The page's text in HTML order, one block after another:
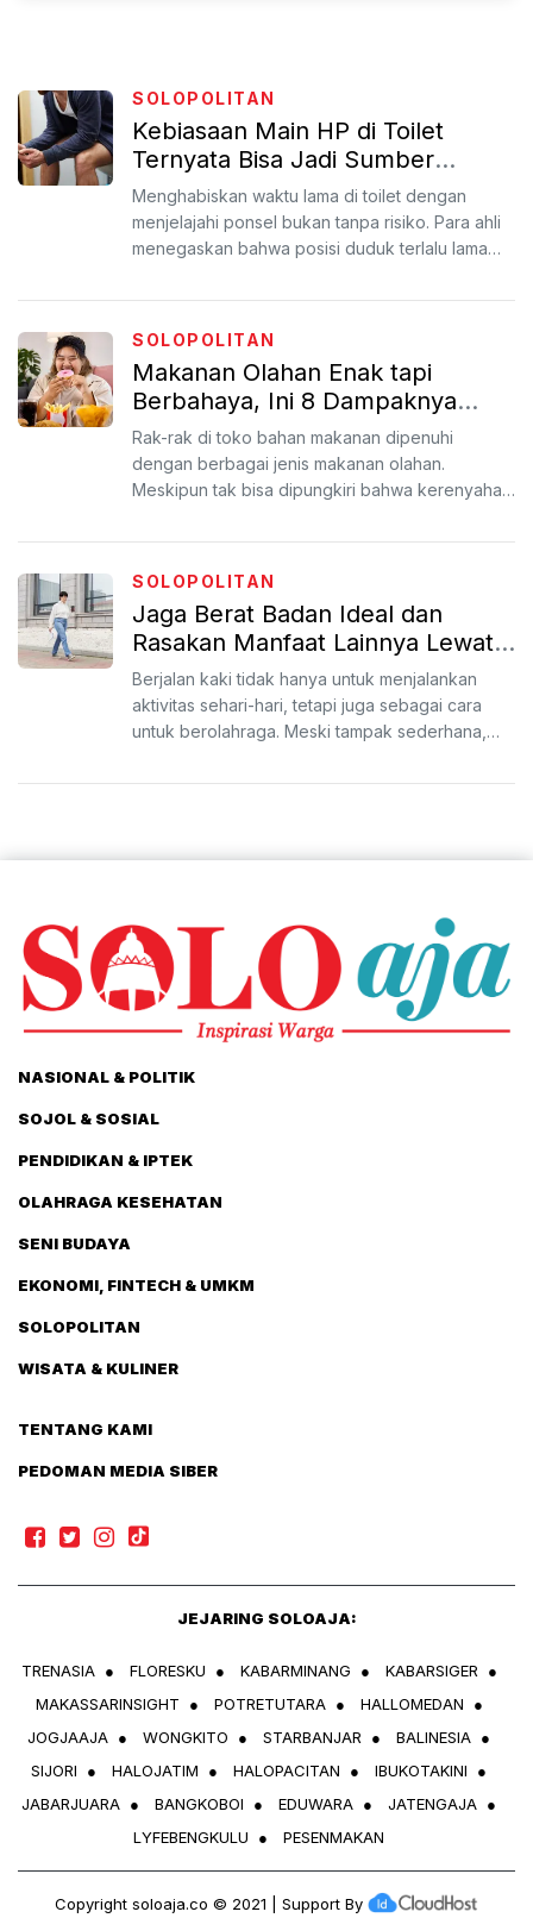
SOLOPOLITAN
Kebiasaan Main HP di Toilet
Ternyata Bisa Jadi Sumber
Penyakit
Menghabiskan waktu lama di toilet dengan
menjelajahi ponsel bukan tanpa risiko. Para ahli
menegaskan bahwa posisi duduk terlalu lama
SOLOPOLITAN
Makanan Olahan Enak tapi
Berbahaya, Ini 8 Dampaknya
untuk Kesehatan
Rak-rak di toko bahan makanan dipenuhi
dengan berbagai jenis makanan olahan.
Meskipun tak bisa dipungkiri bahwa kerenyahan
SOLOPOLITAN
Jaga Berat Badan Ideal dan
Rasakan Manfaat Lainnya Lewat
Rutin Jalan Kaki
Berjalan kaki tidak hanya untuk menjalankan
aktivitas sehari-hari, tetapi juga sebagai cara
untuk berolahraga. Meski tampak sederhana,
NASIONAL & POLITIK
SOJOL & SOSIAL
PENDIDIKAN & IPTEK
OLAHRAGA KESEHATAN
SENI BUDAYA
EKONOMI, FINTECH & UMKM
SOLOPOLITAN
WISATA & KULINER
TENTANG KAMI
PEDOMAN MEDIA SIBER
JEJARING SOLOAJA:
TRENASIA ● FLORESKU ● KABARMINANG ● KABARSIGER
●
MAKASSARINSIGHT
● POTRETUTARA ● HALLOMEDAN
●
JOGJAAJA ● WONGKITO ● STARBANJAR ● BALINESIA ●
SIJORI
● HALOJATIM ● HALOPACITAN ● IBUKOTAKINI
●
JABARJUARA ● BANGKOBOI ● EDUWARA ● JATENGAJA ●
LYFEBENGKULU
● PESENMAKAN
Copyright soloaja.co © 2021 | Support By